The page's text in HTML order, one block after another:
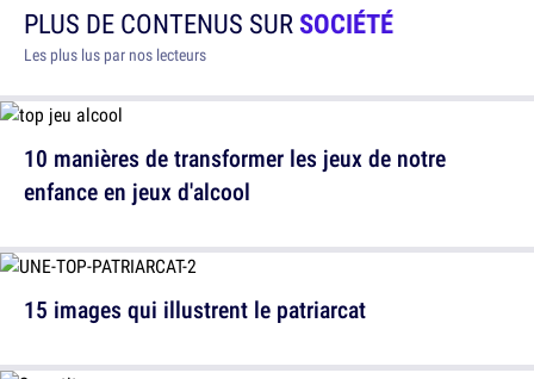
PLUS DE CONTENUS SURSOCIÉTÉ
Les plus lus par nos lecteurs
10 manières de transformer les jeux de notre
enfance en jeux d'alcool
15 images qui illustrent le patriarcat